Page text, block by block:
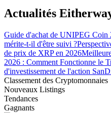
Gagner
Actualités
Guide d'achat de UNIPEG Coin
mérite-t-il d'être suivi ?
de prix de XRP en 2026
2026 : Comment Fonctionne le
d'investissement de l'action
Classement des Cryptomonnaies
Nouveaux Listings
Tendances
Gagnants